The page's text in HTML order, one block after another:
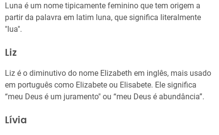
Luna é um nome tipicamente feminino que tem origem a
partir da palavra em latim luna, que significa literalmente
"lua".
Liz
Liz é o diminutivo do nome Elizabeth em inglês, mais usado
em português como Elizabete ou Elisabete. Ele significa
“meu Deus é um juramento" ou “meu Deus é abundância”.
Lívia